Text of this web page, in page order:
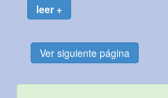
leer +
Ver siguiente página